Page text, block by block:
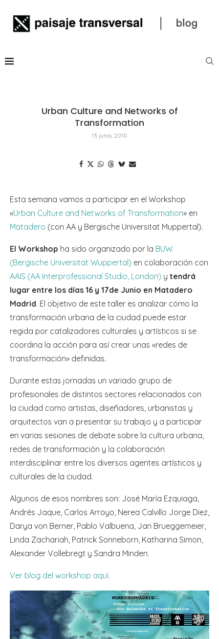
Urban Culture and Networks of
Transformation
13 junio, 2010
Esta semana vamos a participar en el Workshop
«Urban Culture and Networks of Transformation» en
Matadero (con AA y Bergische Universitat Muppertal).
El Workshop ha sido organizado por la BUW
(Bergische Universität Wuppertal) en colaboración con
AAIS (AA Interprofessional Studio, London) y tendrá
lugar entre los días 16 y 17de Junio en Matadero
Madrid. El objetivo de este taller es analizar cómo la
transformación urbana de la ciudad puede estar
regida por catalizadores culturales y artísticos si se
coordina la acción para así crear unas «redes de
transformación» definidas.
Durante estas jornadas un variado grupo de
profesionales de distintos sectores relacionados con
la ciudad como artistas, diseñadores, urbanistas y
arquitectos van a presentar su trabajo y a participar
en varias sesiones de debate sobre la cultura urbana,
redes de transformación y la colaboración
interdisciplinar entre los diversos agentes artísticos y
culturales de la ciudad.
Algunos de esos nombres son: José María Ezquiaga,
Andrés Jaque, Carlos Arroyo, Nerea Calvillo Jorge Diez,
Darya von Berner, Pablo Valbuena, Jan Brueggemeier,
Linda Zachariah, Patrick Sonneborn, Katharina Simon,
Alexander Vollebregt y Sandra Minden.
Ver blog del workshop aquí.